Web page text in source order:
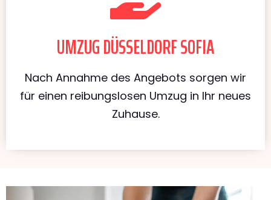
UMZUG DÜSSELDORF SOFIA
Nach Annahme des Angebots sorgen wir
für einen reibungslosen Umzug in Ihr neues
Zuhause.